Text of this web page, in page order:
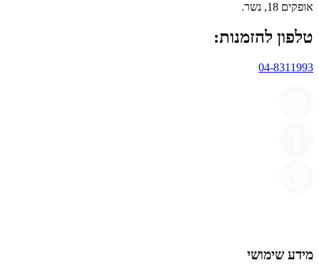
אופקים 18, נשר.
טלפון להזמנות:
04-8311993
מידע שימושי